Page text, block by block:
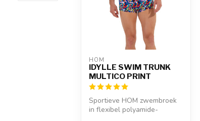
HOM
IDYLLE SWIM TRUNK
MULTICO PRINT
Sportieve HOM zwembroek
in flexibel polyamide-